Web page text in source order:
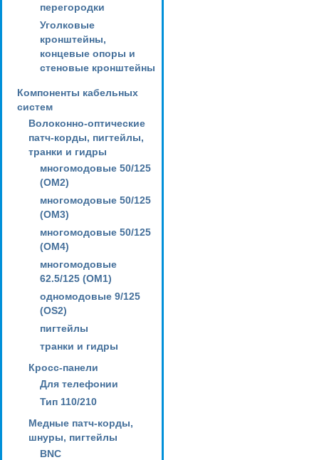
перегородки
Уголковые
кронштейны,
концевые опоры и
стеновые кронштейны
Компоненты кабельных
систем
Волоконно-оптические
патч-корды, пигтейлы,
транки и гидры
многомодовые 50/125
(OM2)
многомодовые 50/125
(OM3)
многомодовые 50/125
(OM4)
многомодовые
62.5/125 (OM1)
одномодовые 9/125
(OS2)
пигтейлы
транки и гидры
Кросс-панели
Для телефонии
Тип 110/210
Медные патч-корды,
шнуры, пигтейлы
BNC